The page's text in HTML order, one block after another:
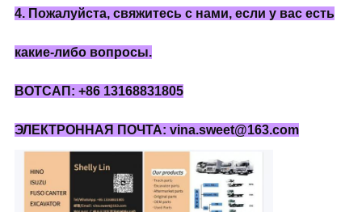
4. Пожалуйста, свяжитесь с нами, если у вас есть
какие-либо вопросы.
ВОТСАП: +86 13168831805
ЭЛЕКТРОННАЯ ПОЧТА: vina.sweet@163.com